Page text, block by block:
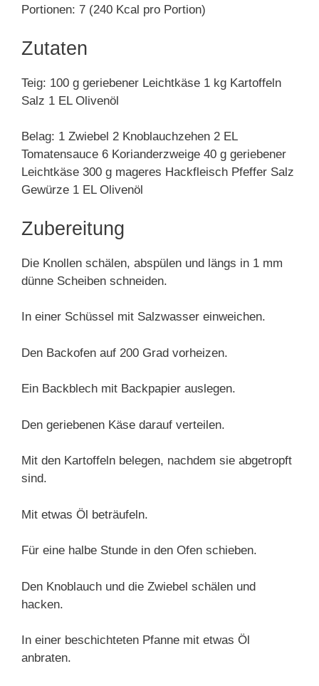
Portionen: 7 (240 Kcal pro Portion)
Zutaten
Teig: 100 g geriebener Leichtkäse 1 kg Kartoffeln
Salz 1 EL Olivenöl
Belag: 1 Zwiebel 2 Knoblauchzehen 2 EL
Tomatensauce 6 Korianderzweige 40 g geriebener
Leichtkäse 300 g mageres Hackfleisch Pfeffer Salz
Gewürze 1 EL Olivenöl
Zubereitung
Die Knollen schälen, abspülen und längs in 1 mm
dünne Scheiben schneiden.
In einer Schüssel mit Salzwasser einweichen.
Den Backofen auf 200 Grad vorheizen.
Ein Backblech mit Backpapier auslegen.
Den geriebenen Käse darauf verteilen.
Mit den Kartoffeln belegen, nachdem sie abgetropft
sind.
Mit etwas Öl beträufeln.
Für eine halbe Stunde in den Ofen schieben.
Den Knoblauch und die Zwiebel schälen und
hacken.
In einer beschichteten Pfanne mit etwas Öl
anbraten.